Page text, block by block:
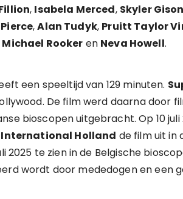
, Isabela Merced, Skyler
,Alan Tudyk, Pruitt Taylor
Michael Rooker en Neva Howell.
een speeltijd van 129 minuten.
De film werd daarna door
bioscopen uitgebracht. Op 10
International Holland de film uit in
2025 te zien in de Belgische
wordt door mededogen en een